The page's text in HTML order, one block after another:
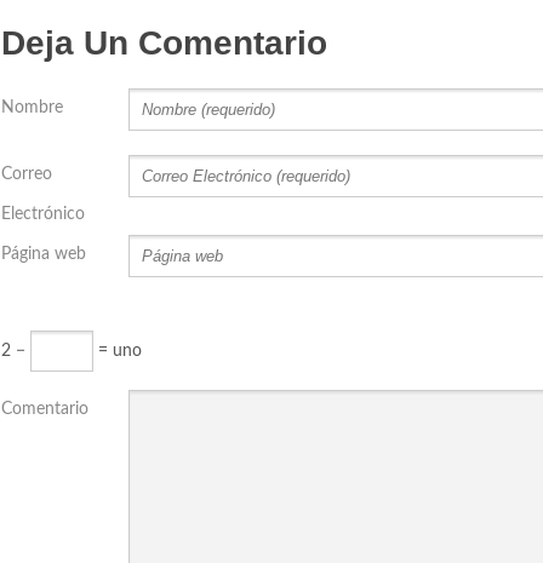
Deja Un Comentario
Nombre
Correo
Electrónico
Página web
2 − = uno
Comentario